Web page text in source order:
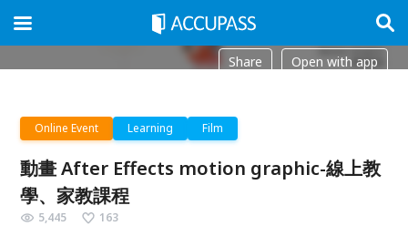
Share Open with app
Online Event Learning Film
動畫 After Effects motion graphic-線上教
學、家教課程
5,445 163